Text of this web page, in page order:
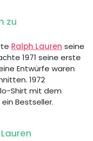
zu
Ralph Lauren seine
1971 seine erste
Entwürfe waren
1972
Shirt mit dem
Bestseller.